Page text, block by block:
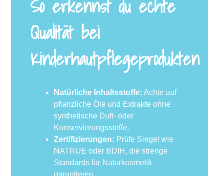
So erkennst du echte
Qualität bei
Kinderhautpflegeprodukten
Natürliche Inhaltsstoffe: Achte auf
pflanzliche Öle und Extrakte ohne
synthetische Duft- oder
Konservierungsstoffe.
Zertifizierungen: Prüfe Siegel wie
NATRUE oder BDIH, die strenge
Standards für Naturkosmetik